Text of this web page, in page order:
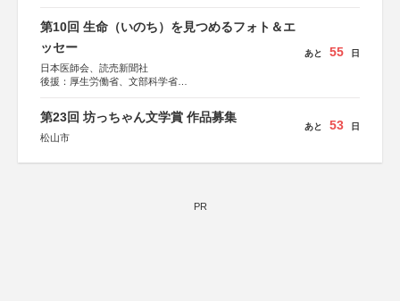
第10回 生命（いのち）を見つめるフォト＆エ
ッセー
日本医師会、読売新聞社
後援：厚生労働省、文部科学省
しん生命保険株式会社
あと 55 日
第23回 坊っちゃん文学賞 作品募集
松山市
あと 53 日
PR